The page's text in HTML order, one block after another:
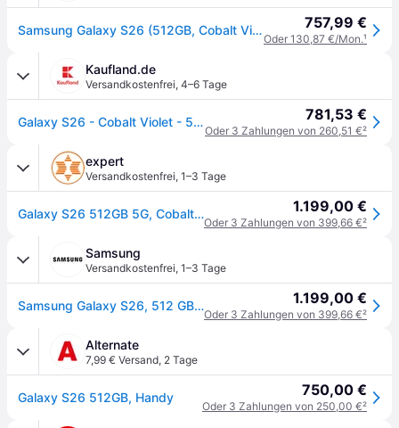
Samsung Galaxy S26 (512GB, Cobalt Violet, 6.30", SIM + eSIM, 5G), Smartphone, Violett 757,99 €
Oder 130,87 €/Mon.¹
Kaufland.de
Versandkostenfrei, 4–6 Tage
Galaxy S26 - Cobalt Violet - 512 GB 781,53 €
Oder 3 Zahlungen von 260,51 €²
expert
Versandkostenfrei, 1–3 Tage
Galaxy S26 512GB 5G, Cobalt Violet Smartphone 1.199,00 €
Oder 3 Zahlungen von 399,66 €²
Samsung
Versandkostenfrei, 1–3 Tage
Samsung Galaxy S26, 512 GB Cobalt Violet 1.199,00 €
Oder 3 Zahlungen von 399,66 €²
Alternate
7,99 € Versand, 2 Tage
Galaxy S26 512GB, Handy 750,00 €
Oder 3 Zahlungen von 250,00 €²